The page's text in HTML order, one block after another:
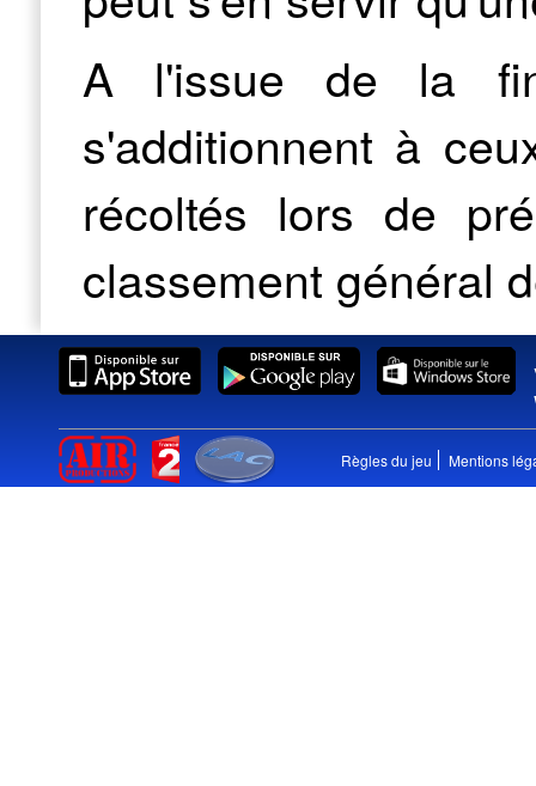
A l'issue de la
s'additionnent à
récoltés lors de
classement général
Règles du jeu Mentions